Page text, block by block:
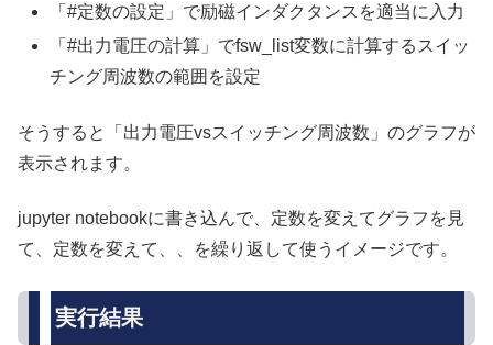
「#定数の設定」で励磁インダクタンスを適当に入力
「#出力電圧の計算」でfsw_list変数に計算するスイッ
チング周波数の範囲を設定
そうすると「出力電圧vsスイッチング周波数」のグラフが
表示されます。
jupyter notebookに書き込んで、定数を変えてグラフを見
て、定数を変えて、、を繰り返して使うイメージです。
実行結果